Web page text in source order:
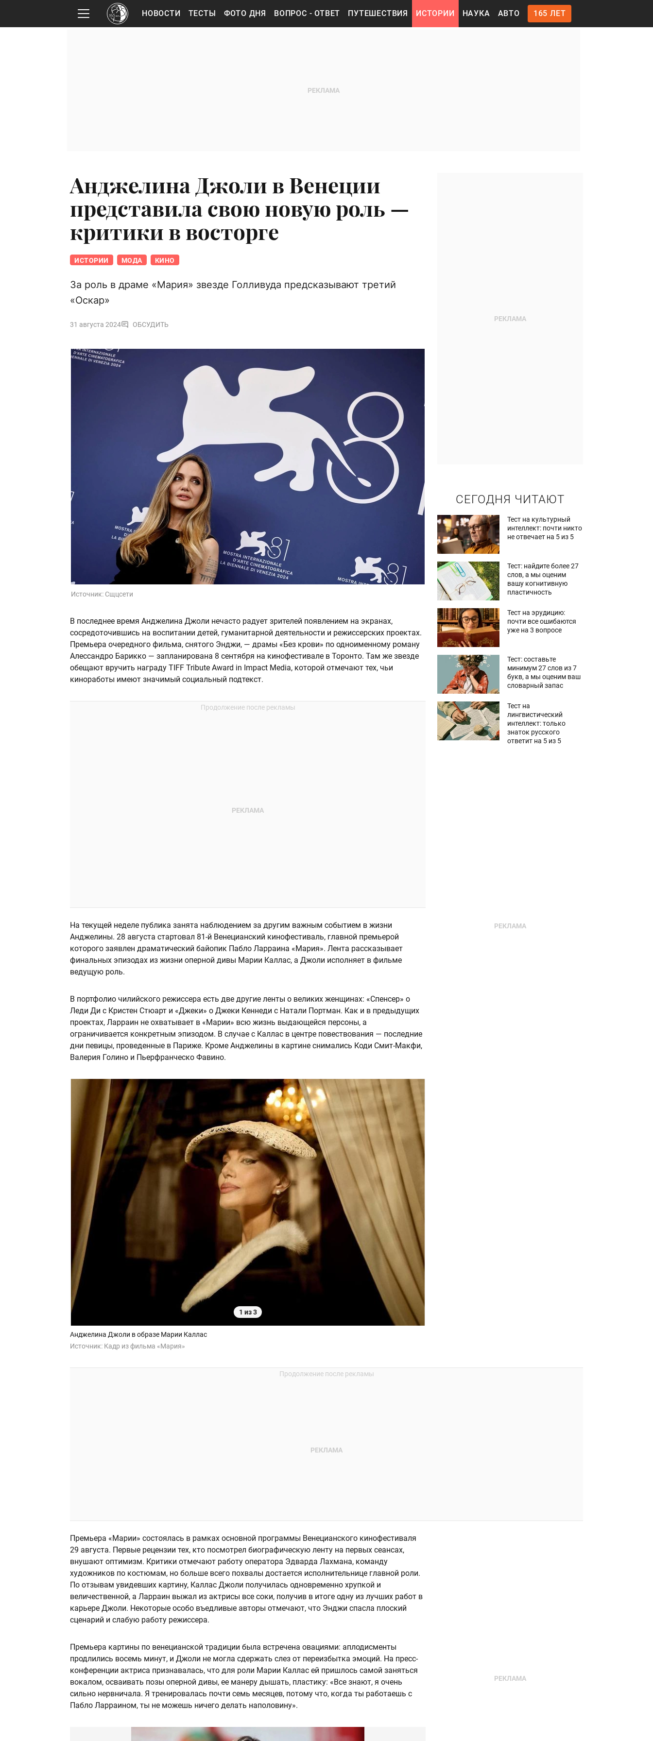
НОВОСТИ ТЕСТЫ ФОТО ДНЯ ВОПРОС - ОТВЕТ ПУТЕШЕСТВИЯ ИСТОРИИ НАУКА АВТО 165 ЛЕТ
Анджелина Джоли в Венеции
представила свою новую роль —
критики в восторге
ИСТОРИИ МОДА КИНО
За роль в драме «Мария» звезде Голливуда предсказывают третий
«Оскар»
31 августа 2024 ОБСУДИТЬ
Источник: Сщцсети
В последнее время Анджелина Джоли нечасто радует зрителей появлением на экранах,
сосредоточившись на воспитании детей, гуманитарной деятельности и режиссерских проектах.
Премьера очередного фильма, снятого Энджи, — драмы «Без крови» по одноименному роману
Алессандро Барикко — запланирована 8 сентября на кинофестивале в Торонто. Там же звезде
обещают вручить награду TIFF Tribute Award in Impact Media, которой отмечают тех, чьи
киноработы имеют значимый социальный подтекст.
На текущей неделе публика занята наблюдением за другим важным событием в жизни
Анджелины. 28 августа стартовал 81-й Венецианский кинофестиваль, главной премьерой
которого заявлен драматический байопик Пабло Ларраина «Мария». Лента рассказывает
финальных эпизодах из жизни оперной дивы Марии Каллас, а Джоли исполняет в фильме
ведущую роль.
В портфолио чилийского режиссера есть две другие ленты о великих женщинах: «Спенсер» о
Леди Ди с Кристен Стюарт и «Джеки» о Джеки Кеннеди с Натали Портман. Как и в предыдущих
проектах, Ларраин не охватывает в «Марии» всю жизнь выдающейся персоны, а
ограничивается конкретным эпизодом. В случае с Каллас в центре повествования — последние
дни певицы, проведенные в Париже. Кроме Анджелины в картине снимались Коди Смит-Макфи,
Валерия Голино и Пьерфранческо Фавино.
1 из 3
Анджелина Джоли в образе Марии Каллас
Источник: Кадр из фильма «Мария»
Премьера «Марии» состоялась в рамках основной программы Венецианского кинофестиваля
29 августа. Первые рецензии тех, кто посмотрел биографическую ленту на первых сеансах,
внушают оптимизм. Критики отмечают работу оператора Эдварда Лахмана, команду
художников по костюмам, но больше всего похвалы достается исполнительнице главной роли.
По отзывам увидевших картину, Каллас Джоли получилась одновременно хрупкой и
величественной, а Ларраин выжал из актрисы все соки, получив в итоге одну из лучших работ в
карьере Джоли. Некоторые особо въедливые авторы отмечают, что Энджи спасла плоский
сценарий и слабую работу режиссера.
Премьера картины по венецианской традиции была встречена овациями: аплодисменты
продлились восемь минут, и Джоли не могла сдержать слез от переизбытка эмоций. На пресс-
конференции актриса признавалась, что для роли Марии Каллас ей пришлось самой заняться
вокалом, осваивать позы оперной дивы, ее манеру дышать, пластику: «Все знают, я очень
сильно нервничала. Я тренировалась почти семь месяцев, потому что, когда ты работаешь с
Пабло Ларраином, ты не можешь ничего делать наполовину».
СЕГОДНЯ ЧИТАЮТ
Тест на культурный
интеллект: почти никто
не отвечает на 5 из 5
Тест: найдите более 27
слов, а мы оценим
вашу когнитивную
пластичность
Тест на эрудицию:
почти все ошибаются
уже на 3 вопросе
Тест: составьте
минимум 27 слов из 7
букв, а мы оценим ваш
словарный запас
Тест на
лингвистический
интеллект: только
знаток русского
ответит на 5 из 5